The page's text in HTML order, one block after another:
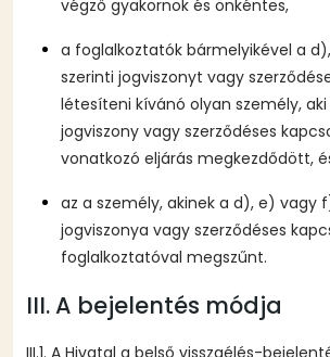
végző gyakornok és önkéntes,
a foglalkoztatók bármelyikével a
szerinti jogviszonyt vagy
létesíteni kívánó olyan személy,
jogviszony vagy szerződéses
vonatkozó eljárás megkezdődött,
az a személy, akinek a d), e) vagy
jogviszonya vagy szerződéses
foglalkoztatóval megszűnt.
III. A bejelentés módja